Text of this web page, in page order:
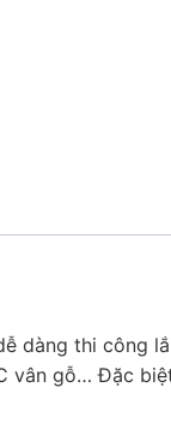
dàng thi công
vân gỗ… Đặc